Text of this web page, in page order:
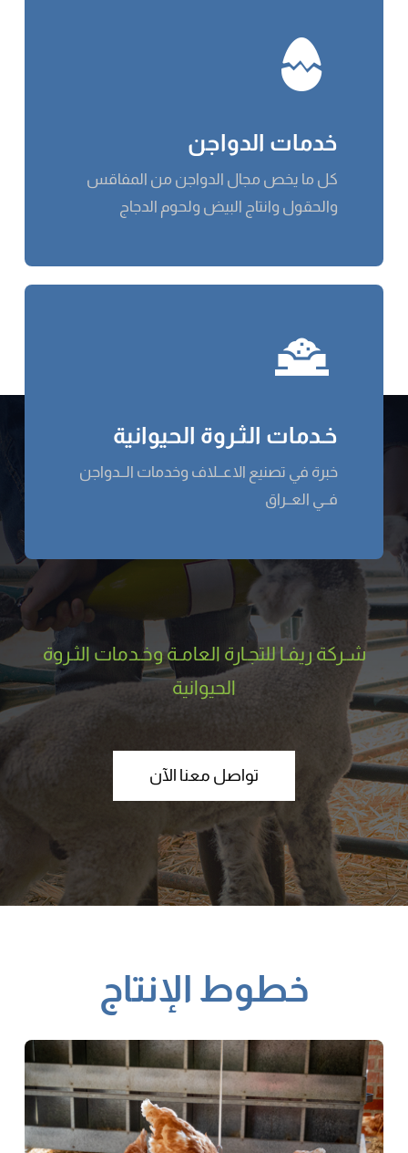
خدمات الدواجن
كل ما يخص مجال الدواجن من المفاقس
والحقول وانتاج البيض ولحوم الدجاج
خـدمات الثـروة الحيوانية
خبرة في تصنيع الاعــلاف وخدمات الــدواجن
فــي العــراق
شـركة ریفـا للتجـارة العامـة وخـدمات الثـروة
الحيوانية
تواصل معنا الآن
خطوط الإنتاج